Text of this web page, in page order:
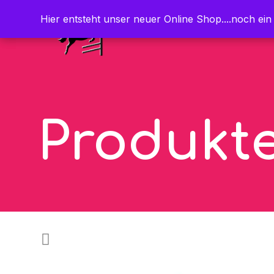
Hier entsteht unser neuer Online Shop....noch
Hier entsteht unser neuer Online Shop....noch